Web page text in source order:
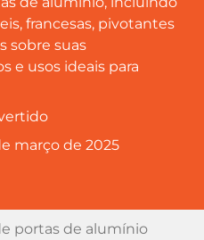
francesas, pivotantes
sobre suas
e usos ideais para
março de 2025
portas de alumínio